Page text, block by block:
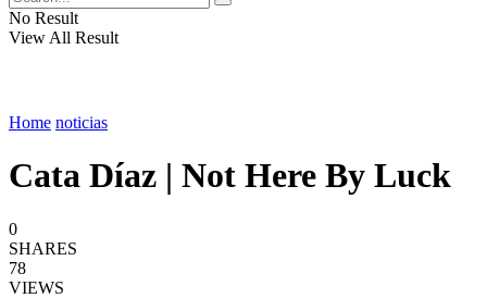
No Result
View All Result
Home noticias
Cata Díaz | Not Here By Luck
0
SHARES
78
VIEWS